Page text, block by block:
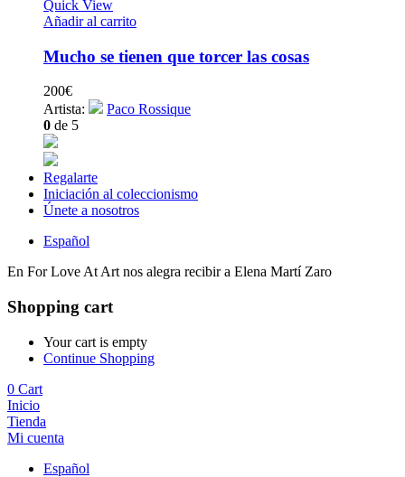
Quick View
Añadir al carrito
Mucho se tienen que torcer las cosas
200€
Artista:
Paco Rossique
0 de 5
Regalarte
Iniciación al coleccionismo
Únete a nosotros
Español
En For Love At Art nos alegra recibir a Elena Martí Zaro
Shopping cart
Your cart is empty
Continue Shopping
0 Cart
Inicio
Tienda
Mi cuenta
Español